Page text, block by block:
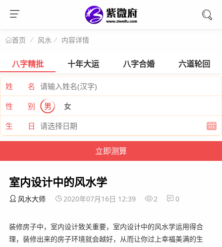
首页 风水 内容详情
八字精批 十年大运 八字合婚 六道轮回
姓 名
性 别
男
女
生 日
室内设计中的风水学
风水大师 2020年07月16日 12:39 2 0
装修房子中，室内设计致关重要，室内设计中的风水学运用得合
理，装修出来的房子环境就会越好，从而让你过上幸福美满的生